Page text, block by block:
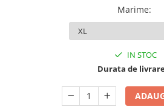
Perne Antrenament Arte Martiale
Manechini Arte Martiale
Imbracaminte sport
Marime:
IN STOC
Durata de